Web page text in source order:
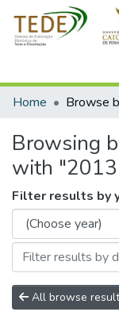
Home
Browse
Browsing
with
Filter results by
All browse